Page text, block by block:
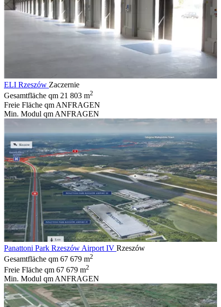
ELI Rzeszów Zaczernie
Gesamtfläche qm 21 803 m2
Freie Fläche qm ANFRAGEN
Min. Modul qm ANFRAGEN
Panattoni Park Rzeszów Airport IV Rzeszów
Gesamtfläche qm 67 679 m2
Freie Fläche qm 67 679 m2
Min. Modul qm ANFRAGEN